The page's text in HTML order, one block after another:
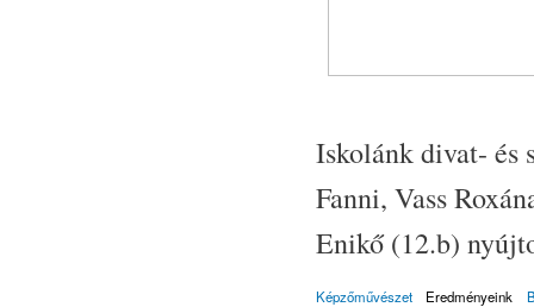
Iskolánk divat- és
Fanni, Vass
Enikő (12.b)
Képzőművészet Eredményeink